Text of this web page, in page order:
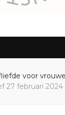
voor
27 februari 2024